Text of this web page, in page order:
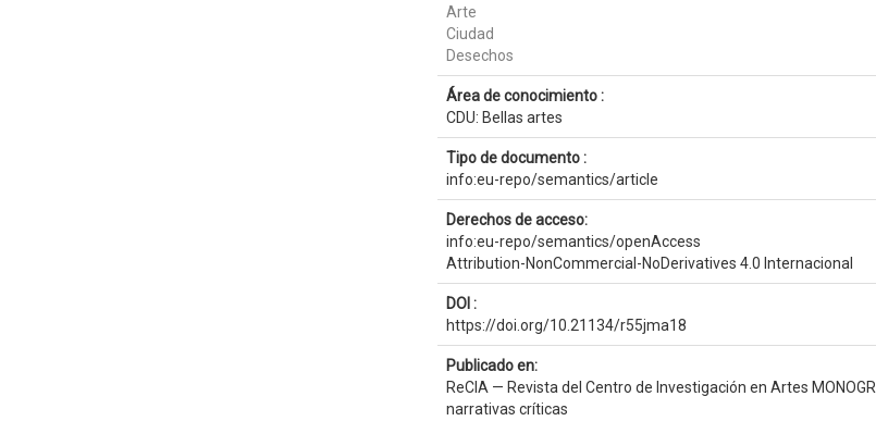
Arte
Ciudad
Desechos
Área de conocimiento :
CDU: Bellas artes
Tipo de documento :
info:eu-repo/semantics/article
Derechos de acceso:
info:eu-repo/semantics/openAccess
Attribution-NonCommercial-NoDerivatives 4.0 Internacional
DOI :
https://doi.org/10.21134/r55jma18
Publicado en:
ReCIA — Revista del Centro de Investigación en Artes
narrativas críticas